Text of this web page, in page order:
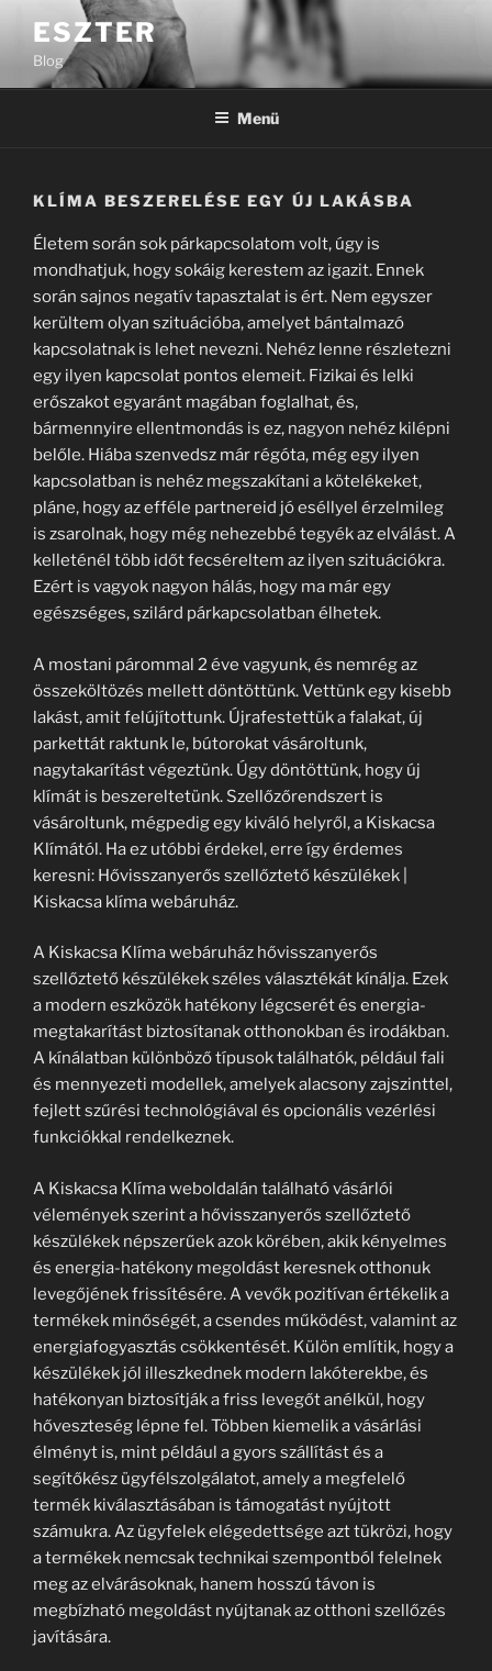
Tartalomhoz
ESZTER
Blog
Menü
KLÍMA BESZERELÉSE EGY ÚJ LAKÁSBA
Életem során sok párkapcsolatom volt, úgy is
mondhatjuk, hogy sokáig kerestem az igazit. Ennek
során sajnos negatív tapasztalat is ért. Nem egyszer
kerültem olyan szituációba, amelyet bántalmazó
kapcsolatnak is lehet nevezni. Nehéz lenne részletezni
egy ilyen kapcsolat pontos elemeit. Fizikai és lelki
erőszakot egyaránt magában foglalhat, és,
bármennyire ellentmondás is ez, nagyon nehéz kilépni
belőle. Hiába szenvedsz már régóta, még egy ilyen
kapcsolatban is nehéz megszakítani a kötelékeket,
pláne, hogy az efféle partnereid jó eséllyel érzelmileg
is zsarolnak, hogy még nehezebbé tegyék az elválást. A
kelleténél több időt fecséreltem az ilyen szituációkra.
Ezért is vagyok nagyon hálás, hogy ma már egy
egészséges, szilárd párkapcsolatban élhetek.
A mostani párommal 2 éve vagyunk, és nemrég az
összeköltözés mellett döntöttünk. Vettünk egy kisebb
lakást, amit felújítottunk. Újrafestettük a falakat, új
parkettát raktunk le, bútorokat vásároltunk,
nagytakarítást végeztünk. Úgy döntöttünk, hogy új
klímát is beszereltetünk. Szellőzőrendszert is
vásároltunk, mégpedig egy kiváló helyről, a Kiskacsa
Klímától. Ha ez utóbbi érdekel, erre így érdemes
keresni: Hővisszanyerős szellőztető készülékek |
Kiskacsa klíma webáruház.
A Kiskacsa Klíma webáruház hővisszanyerős
szellőztető készülékek széles választékát kínálja. Ezek
a modern eszközök hatékony légcserét és energia-
megtakarítást biztosítanak otthonokban és irodákban.
A kínálatban különböző típusok találhatók, például fali
és mennyezeti modellek, amelyek alacsony zajszinttel,
fejlett szűrési technológiával és opcionális vezérlési
funkciókkal rendelkeznek.
A Kiskacsa Klíma weboldalán található vásárlói
vélemények szerint a hővisszanyerős szellőztető
készülékek népszerűek azok körében, akik kényelmes
és energia-hatékony megoldást keresnek otthonuk
levegőjének frissítésére. A vevők pozitívan értékelik a
termékek minőségét, a csendes működést, valamint az
energiafogyasztás csökkentését. Külön említik, hogy a
készülékek jól illeszkednek modern lakóterekbe, és
hatékonyan biztosítják a friss levegőt anélkül, hogy
hőveszteség lépne fel. Többen kiemelik a vásárlási
élményt is, mint például a gyors szállítást és a
segítőkész ügyfélszolgálatot, amely a megfelelő
termék kiválasztásában is támogatást nyújtott
számukra. Az ügyfelek elégedettsége azt tükrözi, hogy
a termékek nemcsak technikai szempontból felelnek
meg az elvárásoknak, hanem hosszú távon is
megbízható megoldást nyújtanak az otthoni szellőzés
javítására.